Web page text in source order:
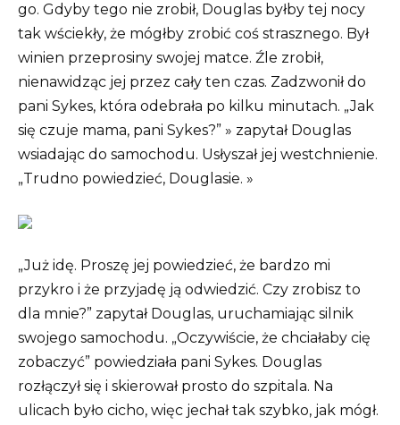
go. Gdyby tego nie zrobił, Douglas byłby tej nocy
tak wściekły, że mógłby zrobić coś strasznego. Był
winien przeprosiny swojej matce. Źle zrobił,
nienawidząc jej przez cały ten czas. Zadzwonił do
pani Sykes, która odebrała po kilku minutach. „Jak
się czuje mama, pani Sykes?” » zapytał Douglas
wsiadając do samochodu. Usłyszał jej westchnienie.
„Trudno powiedzieć, Douglasie. »
„Już idę. Proszę jej powiedzieć, że bardzo mi
przykro i że przyjadę ją odwiedzić. Czy zrobisz to
dla mnie?” zapytał Douglas, uruchamiając silnik
swojego samochodu. „Oczywiście, że chciałaby cię
zobaczyć” powiedziała pani Sykes. Douglas
rozłączył się i skierował prosto do szpitala. Na
ulicach było cicho, więc jechał tak szybko, jak mógł.